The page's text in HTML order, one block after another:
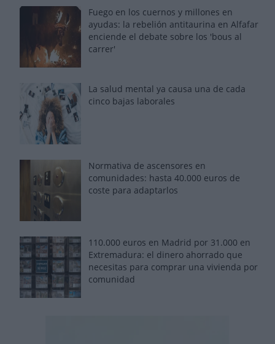
Fuego en los cuernos y millones en
ayudas: la rebelión antitaurina en Alfafar
enciende el debate sobre los 'bous al
carrer'
La salud mental ya causa una de cada
cinco bajas laborales
Normativa de ascensores en
comunidades: hasta 40.000 euros de
coste para adaptarlos
110.000 euros en Madrid por 31.000 en
Extremadura: el dinero ahorrado que
necesitas para comprar una vivienda por
comunidad